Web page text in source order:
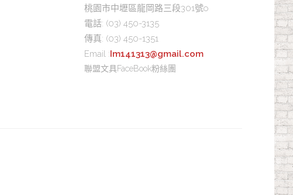
桃園市中壢區龍岡路三段301號o
電話: (03) 450-3135
傳真: (03) 450-1351
Email :Im141313@gmail.com
聯盟文具FaceBook粉絲團